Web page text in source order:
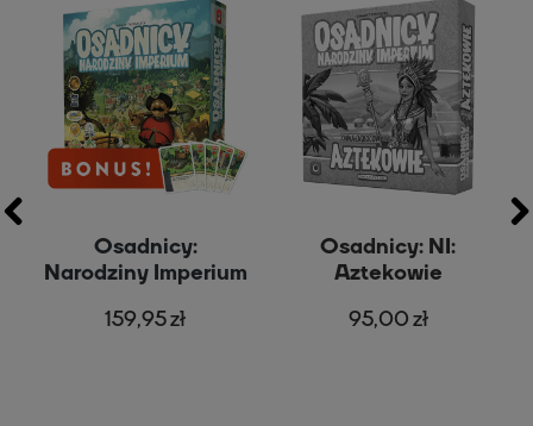
Osadnicy:
Narodziny Imperium
159,95 zł
Osadnicy: NI:
Aztekowie
95,00 zł